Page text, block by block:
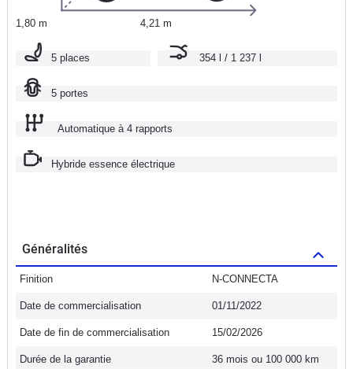
1,80 m 4,21 m
5 places 354 l / 1 237 l
5 portes
Automatique à 4 rapports
Hybride essence électrique
Généralités
Finition N-CONNECTA
Date de commercialisation 01/11/2022
Date de fin de commercialisation 15/02/2026
Durée de la garantie 36 mois ou 100 000 km